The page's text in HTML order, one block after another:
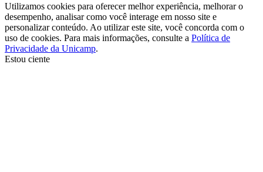
Utilizamos cookies para oferecer melhor experiência, melhorar o
desempenho, analisar como você interage em nosso site e
personalizar conteúdo. Ao utilizar este site, você concorda com o
uso de cookies. Para mais informações, consulte a Política de
Privacidade da Unicamp.
Estou ciente